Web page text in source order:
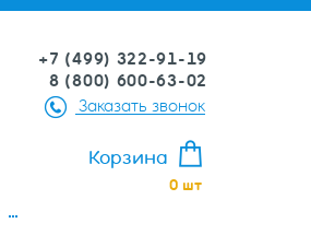
+7 (499) 322-91-19
8 (800) 600-63-02
Заказать звонок
Корзина
0 шт